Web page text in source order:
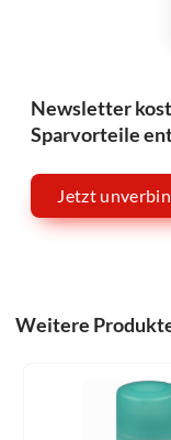
Newsletter
Sparvorteile
Jetzt
Weitere